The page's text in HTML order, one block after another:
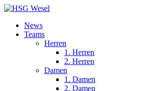
News
Teams
Herren
1. Herren
2. Herren
Damen
1. Damen
2. Damen